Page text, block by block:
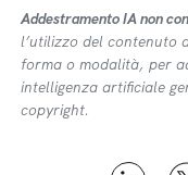
Addestramento IA non
l’utilizzo del contenuto
forma o modalità, per
intelligenza artificiale
copyright.